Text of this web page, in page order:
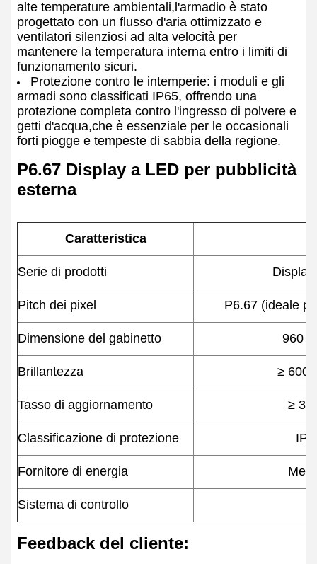
alte temperature ambientali,l'armadio è stato
progettato con un flusso d'aria ottimizzato e
ventilatori silenziosi ad alta velocità per
mantenere la temperatura interna entro i limiti di
funzionamento sicuri.
Protezione contro le intemperie: i moduli e gli
armadi sono classificati IP65, offrendo una
protezione completa contro l'ingresso di polvere e
getti d'acqua,che è essenziale per le occasionali
forti piogge e tempeste di sabbia della regione.
P6.67 Display a LED per pubblicità
esterna
Caratteristica
Serie di prodotti
Pitch dei pixel P6.67 (ideale
Dimensione del gabinetto 960
Brillantezza ≥
Tasso di aggiornamento ≥
Classificazione di protezione
Fornitore di energia
Sistema di controllo
Feedback del cliente: